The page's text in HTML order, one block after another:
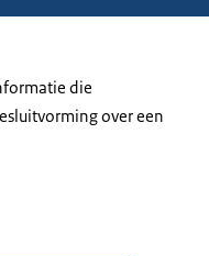
die
over een